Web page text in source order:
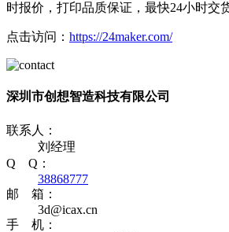
时报价，打印品质保证，最快24小时交货
点击访问： https://24maker.com/
深圳市创想智造科技有限公司
联系人：
刘经理
Q Q：
38868777
邮 箱：
3d@icax.cn
手 机：